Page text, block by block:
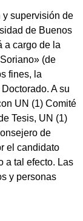
supervisión de
de Buenos
a cargo de la
(de
fines, la
A su
UN (1) Comité
Tesis, UN (1)
de
el candidato
a tal efecto. Las
y personas